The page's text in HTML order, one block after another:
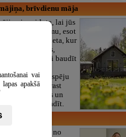
brīvdienu māja
ir veidota, lai jūs
ar lauku šarmu, esot
pilsētai. Tā ir vieta, kur
ārpus mājas,
kā mājās, ērti baudīt
un rast iespēju
enerģiju, atrast
idejas, vēlmes un
būt, darīt un radīt.
Stils, salons
Stils" ir viena no
vai
apakšā